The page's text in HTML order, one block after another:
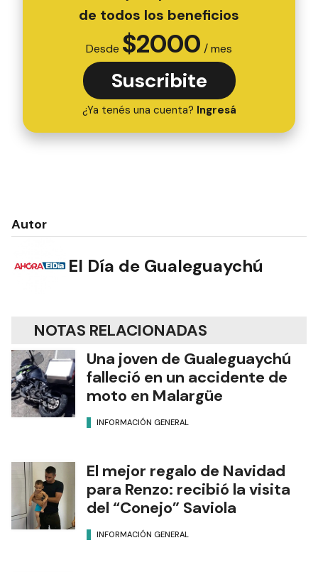
de todos los beneficios
Desde $2000 / mes
Suscribite
¿Ya tenés una cuenta? Ingresá
Autor
El Día de Gualeguaychú
NOTAS RELACIONADAS
Una joven de Gualeguaychú
falleció en un accidente de
moto en Malargüe
INFORMACIÓN GENERAL
El mejor regalo de Navidad
para Renzo: recibió la visita
del “Conejo” Saviola
INFORMACIÓN GENERAL